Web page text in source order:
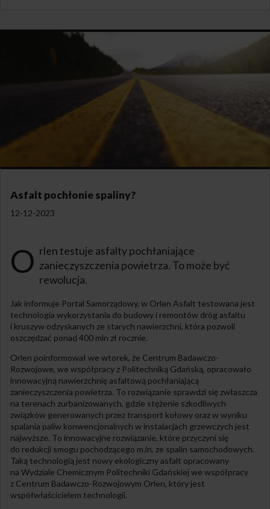
Asfalt pochłonie spaliny?
12-12-2023
O rlen testuje asfalty pochłaniające
zanieczyszczenia powietrza. To może być
rewolucja.
Jak informuje Portal Samorządowy, w Orlen Asfalt testowana jest
technologia wykorzystania do budowy i remontów dróg asfaltu
i kruszyw odzyskanych ze starych nawierzchni, która pozwoli
oszczędzać ponad 400 mln zł rocznie.
Orlen poinformował we wtorek, że Centrum Badawczo-
Rozwojowe, we współpracy z Politechniką Gdańską, opracowało
innowacyjną nawierzchnię asfaltową pochłaniającą
zanieczyszczenia powietrza. To rozwiązanie sprawdzi się zwłaszcza
na terenach zurbanizowanych, gdzie stężenie szkodliwych
związków generowanych przez transport kołowy oraz w wyniku
spalania paliw konwencjonalnych w instalacjach grzewczych jest
najwyższe. To innowacyjne rozwiązanie, które przyczyni się
do redukcji smogu pochodzącego m.in. ze spalin samochodowych.
Taką technologią jest nowy ekologiczny asfalt opracowany
na Wydziale Chemicznym Politechniki Gdańskiej we współpracy
z Centrum Badawczo-Rozwojowym Orlen, który jest
współwłaścicielem technologii.